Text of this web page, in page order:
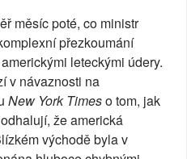
měsíc poté, co ministr
přezkoumání
leteckými údery.
v návaznosti na
New York Timeso tom, jak
že americká
východě byla v